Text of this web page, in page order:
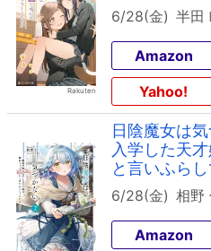
6/28(金) 半田
Amazon
Yahoo!
日陰魔女は
入学した天
と言いふら
6/28(金) 相野
Amazon